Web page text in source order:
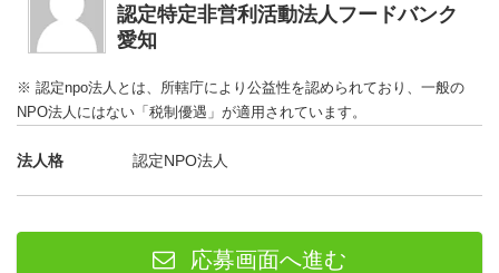
認定特定非営利活動法人フードバンク
愛知
※ 認定npo法人とは、所轄庁により公益性を認められており、一般の
NPO法人にはない「税制優遇」が適用されています。
法人格 認定NPO法人
応募画面へ進む